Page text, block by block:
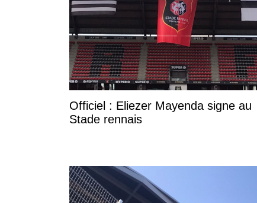
Officiel : Eliezer Mayenda signe au
Stade rennais